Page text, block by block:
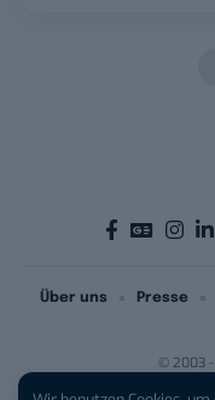
© 2003 -
Über uns Presse